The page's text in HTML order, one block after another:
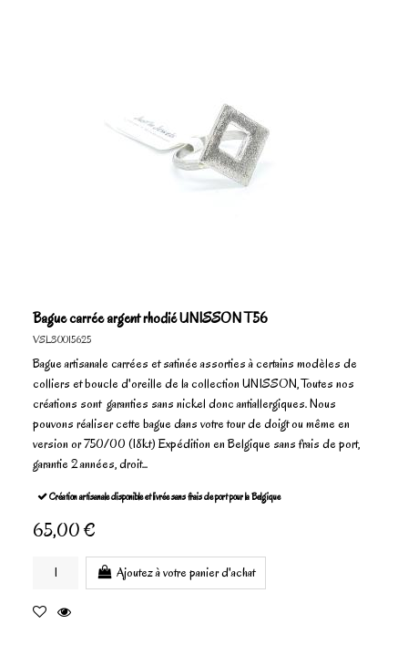
Bague carrée argent rhodié UNISSON T56
VSL30015625
Bague artisanale carrées et satinée assorties à certains modèles de
colliers et boucle d'oreille de la collection UNISSON, Toutes nos
créations sont garanties sans nickel donc antiallergiques. Nous
pouvons réaliser cette bague dans votre tour de doigt ou même en
version or 750/00 (18kt) Expédition en Belgique sans frais de port,
garantie 2 années, droit...
Création artisanale disponible et livrée sans frais de port pour la Belgique
65,00 €
Ajoutez à votre panier d'achat